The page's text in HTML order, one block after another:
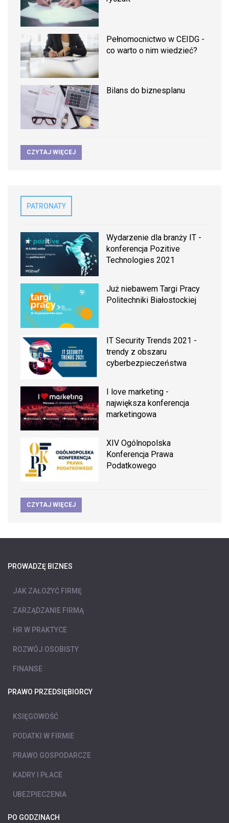
Pełnomocnictwo w CEIDG -
co warto o nim wiedzieć?
Bilans do biznesplanu
CZYTAJ WIĘCEJ
PATRONATY
Wydarzenie dla branży IT -
konferencja Pozitive
Technologies 2021
Już niebawem Targi Pracy
Politechniki Białostockiej
IT Security Trends 2021 -
trendy z obszaru
cyberbezpieczeństwa
I love marketing -
największa konferencja
marketingowa
XIV Ogólnopolska
Konferencja Prawa
Podatkowego
CZYTAJ WIĘCEJ
PROWADZĘ BIZNES
JAK ZAŁOŻYĆ FIRMĘ
ZARZĄDZANIE FIRMĄ
HR W PRAKTYCE
ROZWÓJ OSOBISTY
FINANSE
PRAWO PRZEDSIĘBIORCY
KSIĘGOWOŚĆ
PODATKI W FIRMIE
PRAWO GOSPODARCZE
KADRY I PŁACE
UBEZPIECZENIA
PO GODZINACH